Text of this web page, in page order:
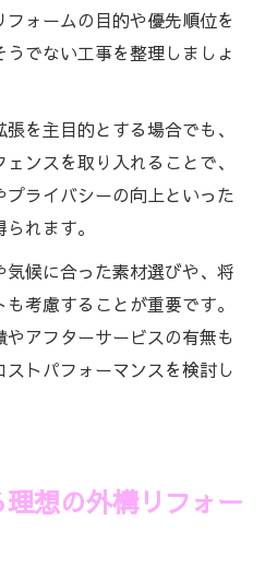
ォームの目的や優先順位を
でない工事を整理しましょ
を主目的とする場合でも、
ンスを取り入れることで、
ライバシーの向上といった
れます。
候に合った素材選びや、将
考慮することが重要です。
アフターサービスの有無も
トパフォーマンスを検討し
想の外構リフォー